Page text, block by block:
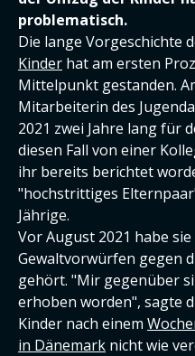
problematisch.
Die lange Vorgeschichte
Kinder hat am ersten
Mittelpunkt gestanden.
Mitarbeiterin des
2021 zwei Jahre lang für
diesen Fall von einer
ihr bereits berichtet
"hochstrittiges
Jährige.
Vor August 2021 habe
Gewaltvorwürfen gegen
gehört. "Mir gegenüber
erhoben worden", sagte
Kinder nach einem
in Dänemark nicht wie